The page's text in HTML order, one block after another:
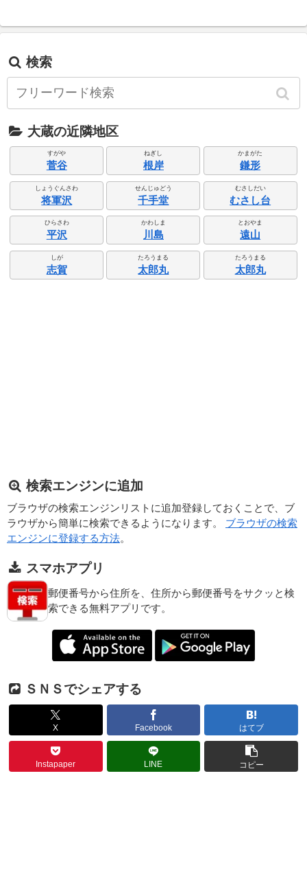
検索
大蔵の近隣地区
すがや
菅谷
ねぎし
根岸
かまがた
鎌形
しょうぐんさわ
将軍沢
せんじゅどう
千手堂
むさしだい
むさし台
ひらさわ
平沢
かわしま
川島
とおやま
遠山
しが
志賀
たろうまる
太郎丸
たろうまる
太郎丸
検索エンジンに追加
ブラウザの検索エンジンリストに追加登録しておくことで、ブ
ラウザから簡単に検索できるようになります。 ブラウザの検索
エンジンに登録する方法。
スマホアプリ
郵便番号から住所を、住所から郵便番号をサクッと検
索できる無料アプリです。
ＳＮＳでシェアする
X Facebook はてブ
Instapaper LINE コピー